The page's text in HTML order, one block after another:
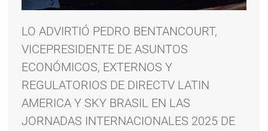
LO ADVIRTIÓ PEDRO BENTANCOURT,
VICEPRESIDENTE DE ASUNTOS
ECONÓMICOS, EXTERNOS Y
REGULATORIOS DE DIRECTV LATIN
AMERICA Y SKY BRASIL EN LAS
JORNADAS INTERNACIONALES 2025 DE